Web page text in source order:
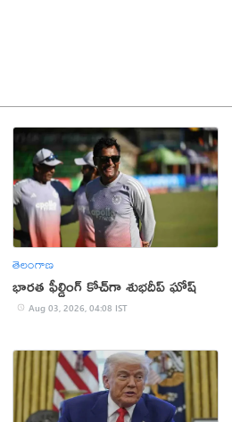
తెలంగాణ
భారత ఫీల్డింగ్ కోచ్‌గా శుభదీప్‌ ఘోష్‌
Aug 03, 2026, 04:08 IST